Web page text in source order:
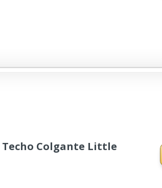
Colgante Little